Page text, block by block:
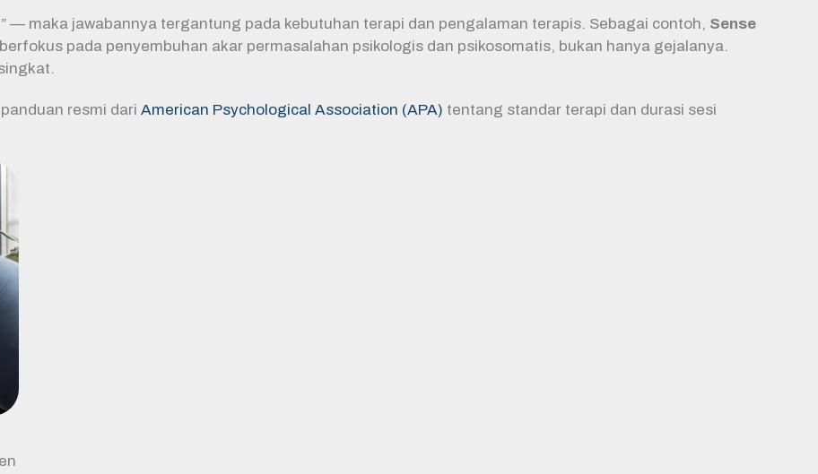
— maka jawabannya tergantung pada kebutuhan terapi dan pengalaman terapis. Sebagai contoh, Sense
pada penyembuhan akar permasalahan psikologis dan psikosomatis, bukan hanya gejalanya.
resmi dari American Psychological Association (APA) tentang standar terapi dan durasi sesi